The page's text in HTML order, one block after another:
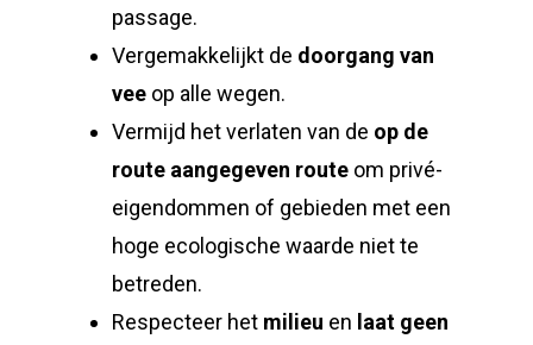
passage.
Vergemakkelijkt de doorgang van
vee op alle wegen.
Vermijd het verlaten van de op de
route aangegeven route om privé-
eigendommen of gebieden met een
hoge ecologische waarde niet te
betreden.
Respecteer het milieu en laat geen